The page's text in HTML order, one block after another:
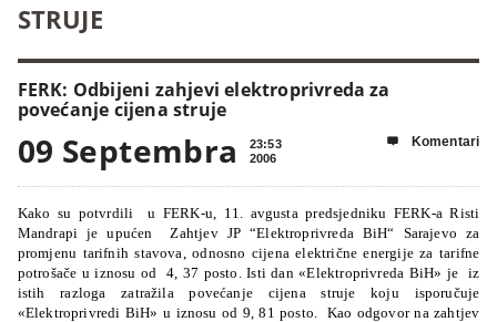
STRUJE
FERK: Odbijeni zahjevi elektroprivreda za
povećanje cijena struje
09 Septembra
23:53
2006
 Komentari
Kako su potvrdili
u FERK-u, 11. avgusta predsjedniku FERK-a Risti
Mandrapi je upućen
Zahtjev JP “Elektroprivreda BiH“ Sarajevo za
promjenu tarifnih stavova, odnosno cijena električne energije za tarifne
potrošače u iznosu od
4, 37 posto. Isti dan «Elektroprivreda BiH» je iz
istih razloga zatražila povećanje cijena struje koju isporučuje
«Elektroprivredi BiH» u iznosu od 9, 81 posto.
Kao odgovor na zahtjev